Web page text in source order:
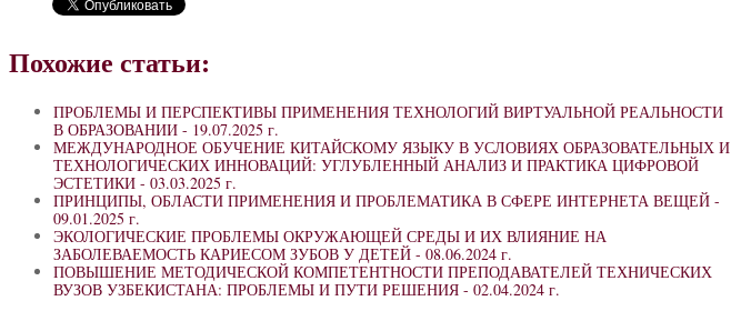
Похожие статьи:
ПРОБЛЕМЫ И ПЕРСПЕКТИВЫ ПРИМЕНЕНИЯ ТЕХНОЛОГИЙ ВИРТУАЛЬНОЙ РЕАЛЬНОСТИ
В ОБРАЗОВАНИИ - 19.07.2025 г.
МЕЖДУНАРОДНОЕ ОБУЧЕНИЕ КИТАЙСКОМУ ЯЗЫКУ В УСЛОВИЯХ ОБРАЗОВАТЕЛЬНЫХ И
ТЕХНОЛОГИЧЕСКИХ ИННОВАЦИЙ: УГЛУБЛЕННЫЙ АНАЛИЗ И ПРАКТИКА ЦИФРОВОЙ
ЭСТЕТИКИ - 03.03.2025 г.
ПРИНЦИПЫ, ОБЛАСТИ ПРИМЕНЕНИЯ И ПРОБЛЕМАТИКА В СФЕРЕ ИНТЕРНЕТА ВЕЩЕЙ -
09.01.2025 г.
ЭКОЛОГИЧЕСКИЕ ПРОБЛЕМЫ ОКРУЖАЮЩЕЙ СРЕДЫ И ИХ ВЛИЯНИЕ НА
ЗАБОЛЕВАЕМОСТЬ КАРИЕСОМ ЗУБОВ У ДЕТЕЙ - 08.06.2024 г.
ПОВЫШЕНИЕ МЕТОДИЧЕСКОЙ КОМПЕТЕНТНОСТИ ПРЕПОДАВАТЕЛЕЙ ТЕХНИЧЕСКИХ
ВУЗОВ УЗБЕКИСТАНА: ПРОБЛЕМЫ И ПУТИ РЕШЕНИЯ - 02.04.2024 г.